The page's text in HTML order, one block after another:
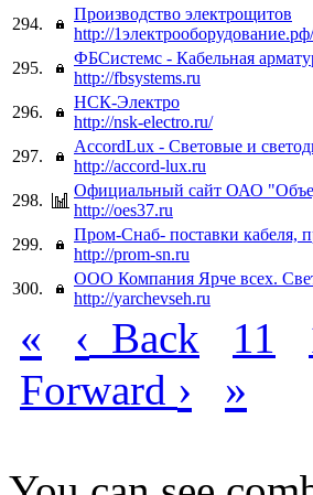
294.
Производство электрощитов
http://1электрооборудование.рф/
295.
ФБСистемс - Кабельная
http://fbsystems.ru
296.
НСК-Электро
http://nsk-electro.ru/
297.
AccordLux - Световые и
http://accord-lux.ru
298.
Официальный сайт ОАО
http://oes37.ru
299.
Пром-Снаб- поставки кабеля,
http://prom-sn.ru
300.
ООО Компания Ярче всех.
http://yarchevseh.ru
« ‹ Back 11
Forward › »